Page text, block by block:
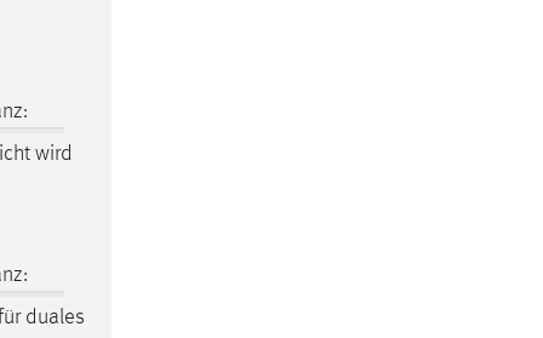
wird
duales